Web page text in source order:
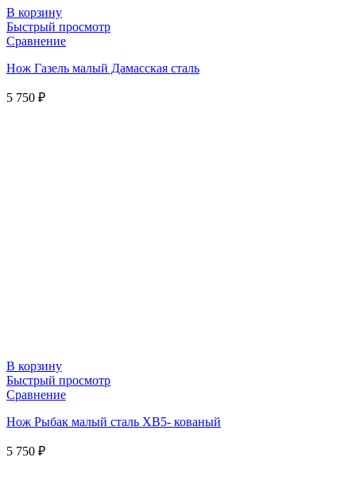
В корзину
Быстрый просмотр
Сравнение
Нож Газель малый Дамасская сталь
5 750 ₽
В корзину
Быстрый просмотр
Сравнение
Нож Рыбак малый сталь ХВ5- кованый
5 750 ₽